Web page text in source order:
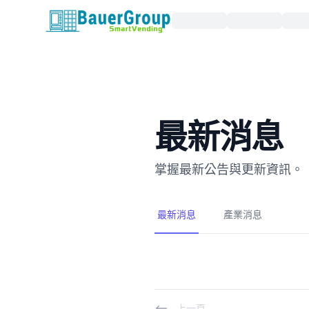
包爾科技
最新消息
掌握最新公告與更新資訊。
最新消息 產業消息